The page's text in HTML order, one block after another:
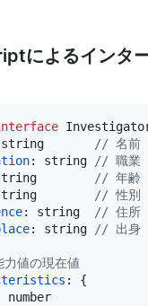
によるインタ
string
// 名前
: string // 職業
// 年齢
// 性別
: string
// 住所
: string // 出身
値の現在値
: {
number